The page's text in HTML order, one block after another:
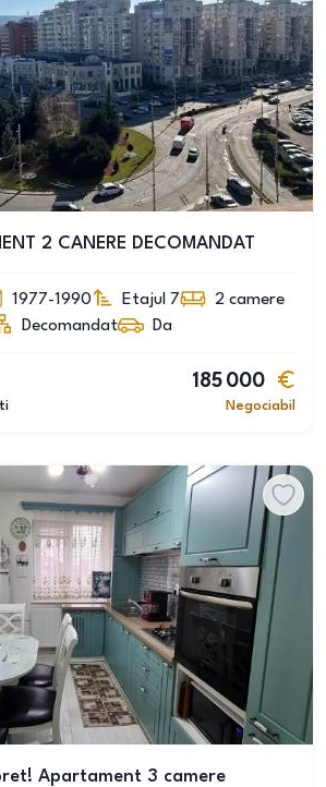
2 CANERE DECOMANDAT
1977-1990 Etajul 7 2 camere
Decomandat
Da
185 000
Negociabil
Apartament 3 camere